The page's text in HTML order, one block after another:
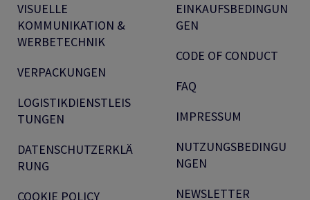
VISUELLE
KOMMUNIKATION &
WERBETECHNIK
VERPACKUNGEN
LOGISTIKDIENSTLEIS
TUNGEN
DATENSCHUTZERKLÄ
RUNG
COOKIE POLICY
EINKAUFSBEDINGUN
GEN
CODE OF CONDUCT
FAQ
IMPRESSUM
NUTZUNGSBEDINGU
NGEN
NEWSLETTER